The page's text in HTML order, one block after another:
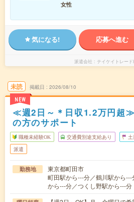
女性
気になる! 応募へ進む
派遣会社 テイケイトレード
未読
NEW
掲載日 2026/08/10
≪週2日～＊日収1.2万円超
の方のサポート
職種未経験OK 交通費別途支給あり
派遣
勤務地
東京都町田市
町田駅から---分／鶴川駅から
から---分／つくし野駅から---分